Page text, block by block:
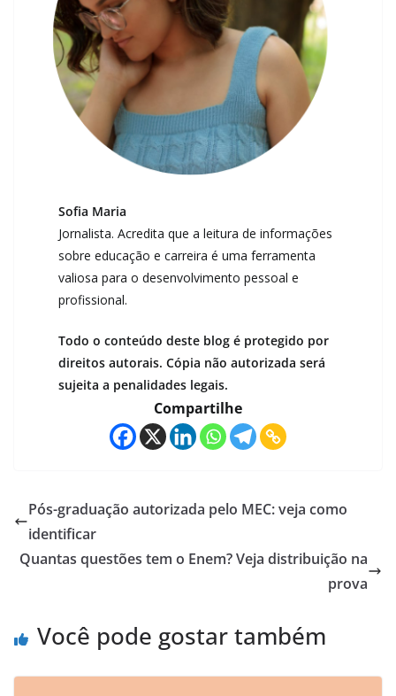
Sofia Maria
Jornalista. Acredita que a leitura de informações
sobre educação e carreira é uma ferramenta
valiosa para o desenvolvimento pessoal e
profissional.
Todo o conteúdo deste blog é protegido por
direitos autorais. Cópia não autorizada será
sujeita a penalidades legais.
Compartilhe
Pós-graduação autorizada pelo MEC: veja como
identificar
Quantas questões tem o Enem? Veja distribuição na
prova
Você pode gostar também